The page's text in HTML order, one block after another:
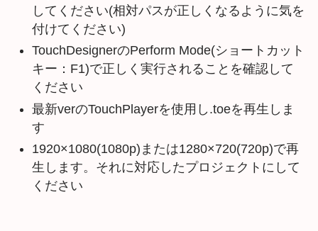
してください(相対パスが正しくなるように気を
付けてください)
TouchDesignerのPerform Mode(ショートカット
キー：F1)で正しく実行されることを確認して
ください
最新verのTouchPlayerを使用し.toeを再生しま
す
1920×1080(1080p)または1280×720(720p)で再
生します。それに対応したプロジェクトにして
ください